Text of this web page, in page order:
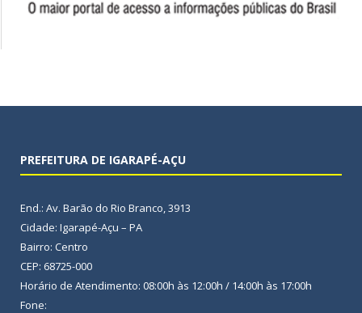
PREFEITURA DE IGARAPÉ-AÇU
End.: Av. Barão do Rio Branco, 3913
Cidade: Igarapé-Açu – PA
Bairro: Centro
CEP: 68725-000
Horário de Atendimento: 08:00h às 12:00h / 14:00h às 17:00h
Fone: